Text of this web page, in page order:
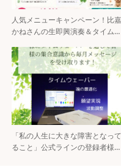
人気メニューキャンペーン！比
かねさんの生即興演奏＆タイム…
「私の人生に大きな障害となっ
ること」公式ラインの登録者様…